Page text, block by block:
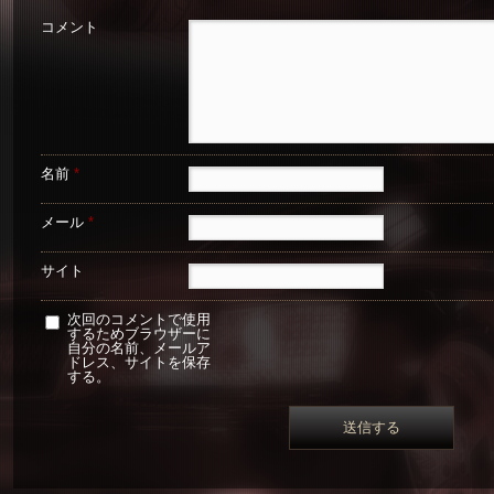
コメント
名前 *
メール *
サイト
次回のコメントで使用
するためブラウザーに
自分の名前、メールア
ドレス、サイトを保存
する。